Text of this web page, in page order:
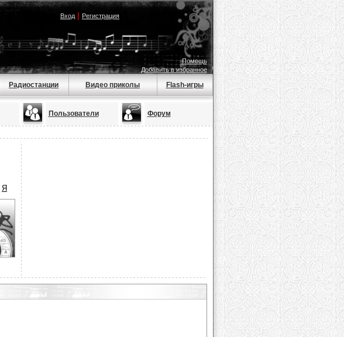
Вход| Регистрация
Помощь
Добавить в избранное
Радиостанции Видео приколы Flash-игры
Пользователи Форум
Я